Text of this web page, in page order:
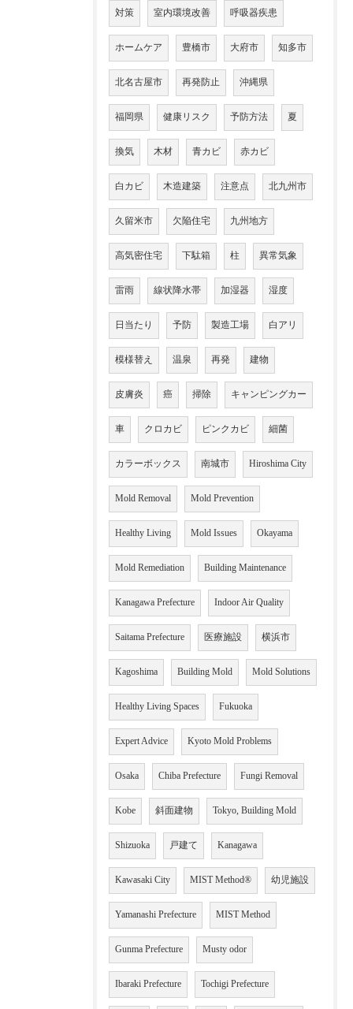
対策 室内環境改善 呼吸器疾患
ホームケア 豊橋市 大府市 知多市
北名古屋市 再発防止 沖縄県
福岡県 健康リスク 予防方法 夏
換気 木材 青カビ 赤カビ
白カビ 木造建築 注意点 北九州市
久留米市 欠陥住宅 九州地方
高気密住宅 下駄箱 柱 異常気象
雷雨 線状降水帯 加湿器 湿度
日当たり 予防 製造工場 白アリ
模様替え 温泉 再発 建物
皮膚炎 癌 掃除 キャンピングカー
車 クロカビ ピンクカビ 細菌
カラーボックス 南城市 Hiroshima City
Mold Removal Mold Prevention
Healthy Living Mold Issues Okayama
Mold Remediation Building Maintenance
Kanagawa Prefecture Indoor Air Quality
Saitama Prefecture 医療施設 横浜市
Kagoshima Building Mold Mold Solutions
Healthy Living Spaces Fukuoka
Expert Advice Kyoto Mold Problems
Osaka Chiba Prefecture Fungi Removal
Kobe 斜面建物 Tokyo, Building Mold
Shizuoka 戸建て Kanagawa
Kawasaki City MIST Method® 幼児施設
Yamanashi Prefecture MIST Method
Gunma Prefecture Musty odor
Ibaraki Prefecture Tochigi Prefecture